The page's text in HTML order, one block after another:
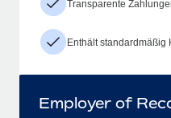
Transparente
Enthält standardmäßig
Employer of